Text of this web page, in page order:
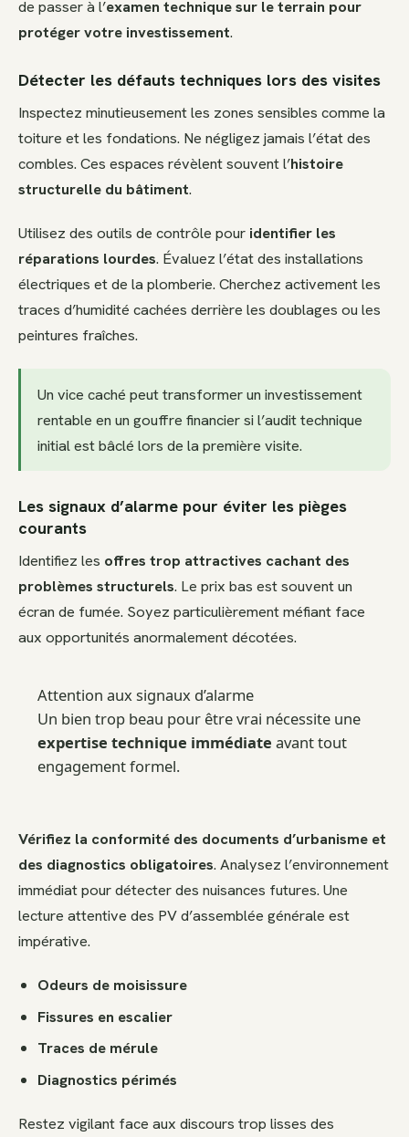
de passer à l’examen technique sur le terrain pour
protéger votre investissement.
Détecter les défauts techniques lors des visites
Inspectez minutieusement les zones sensibles comme la
toiture et les fondations. Ne négligez jamais l’état des
combles. Ces espaces révèlent souvent l’histoire
structurelle du bâtiment.
Utilisez des outils de contrôle pour identifier les
réparations lourdes. Évaluez l’état des installations
électriques et de la plomberie. Cherchez activement les
traces d’humidité cachées derrière les doublages ou les
peintures fraîches.
Un vice caché peut transformer un investissement
rentable en un gouffre financier si l’audit technique
initial est bâclé lors de la première visite.
Les signaux d’alarme pour éviter les pièges
courants
Identifiez les offres trop attractives cachant des
problèmes structurels. Le prix bas est souvent un
écran de fumée. Soyez particulièrement méfiant face
aux opportunités anormalement décotées.
Attention aux signaux d’alarme
Un bien trop beau pour être vrai nécessite une
expertise technique immédiate avant tout
engagement formel.
Vérifiez la conformité des documents d’urbanisme et
des diagnostics obligatoires. Analysez l’environnement
immédiat pour détecter des nuisances futures. Une
lecture attentive des PV d’assemblée générale est
impérative.
Odeurs de moisissure
Fissures en escalier
Traces de mérule
Diagnostics périmés
Restez vigilant face aux discours trop lisses des